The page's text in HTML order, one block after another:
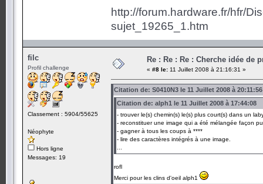
http://forum.hardware.fr/hfr/
sujet_19265_1.htm
filc
Profil challenge
Classement : 5904/55625
Néophyte
Hors ligne
Messages: 19
Re : Re : Re : Cherche idée de
« #8 le: 11 Juillet 2008 à 21:16:31 »
Citation de: S0410N3 le 11 Juillet 2008 à 20:11:56
Citation de: alph1 le 11 Juillet 2008 à 17:44:08
- trouver le(s) chemin(s) le(s) plus court(s) dans un
- reconstituer une image qui a été mélangée façon
- gagner à tous les coups à ****
- lire des caractères intégrés à une image.
rofl
Merci pour les clins d'oeil alph1